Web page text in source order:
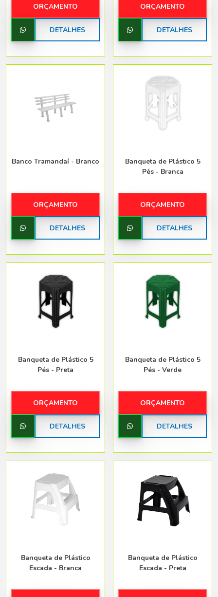
ORÇAMENTO
DETALHES
ORÇAMENTO
DETALHES
Banco Tramandaí - Branco
ORÇAMENTO
DETALHES
Banqueta de Plástico 5
Pés - Branca
ORÇAMENTO
DETALHES
Banqueta de Plástico 5
Pés - Preta
ORÇAMENTO
DETALHES
Banqueta de Plástico 5
Pés - Verde
ORÇAMENTO
DETALHES
Banqueta de Plástico
Escada - Branca
Banqueta de Plástico
Escada - Preta